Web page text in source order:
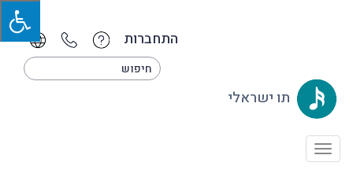
התחברות
תו ישראלי
Toggle